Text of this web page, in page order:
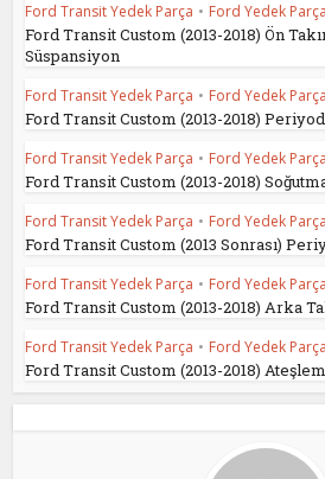
Ford Transit Yedek Parça • Ford Yedek Parça
Ford Transit Custom (2013-2018) Ön
Süspansiyon
Ford Transit Yedek Parça • Ford Yedek Parça
Ford Transit Custom (2013-2018)
Ford Transit Yedek Parça • Ford Yedek Parça
Ford Transit Custom (2013-2018)
Ford Transit Yedek Parça • Ford Yedek Parça
Ford Transit Custom (2013 Sonrası)
Ford Transit Yedek Parça • Ford Yedek Parça
Ford Transit Custom (2013-2018) Arka
Ford Transit Yedek Parça • Ford Yedek Parça
Ford Transit Custom (2013-2018)